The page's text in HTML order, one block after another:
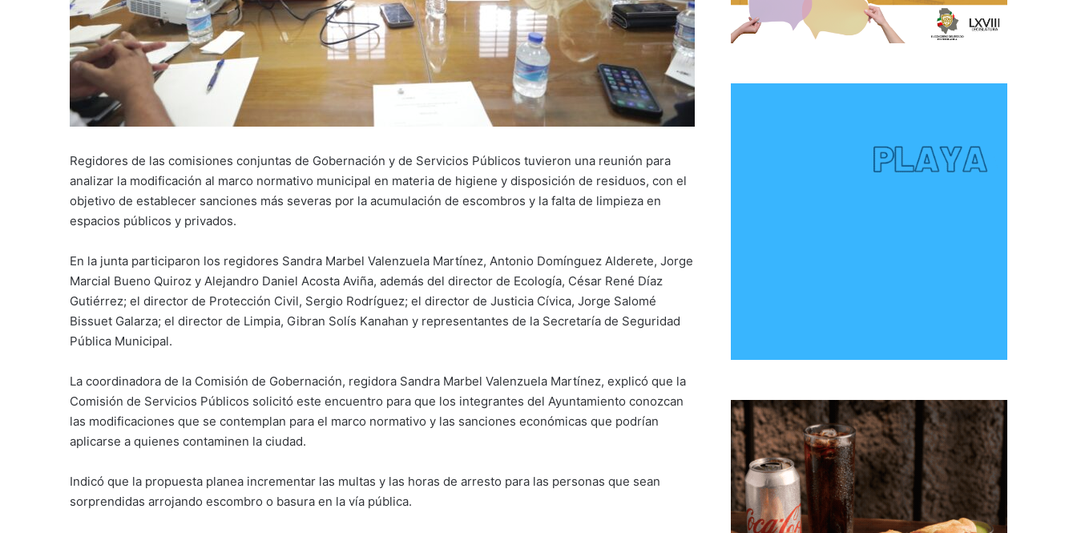
Regidores de las comisiones conjuntas de Gobernación y de Servicios Públicos tuvieron una reunión para
analizar la modificación al marco normativo municipal en materia de higiene y disposición de residuos, con el
objetivo de establecer sanciones más severas por la acumulación de escombros y la falta de limpieza en
espacios públicos y privados.
En la junta participaron los regidores Sandra Marbel Valenzuela Martínez, Antonio Domínguez Alderete, Jorge
Marcial Bueno Quiroz y Alejandro Daniel Acosta Aviña, además del director de Ecología, César René Díaz
Gutiérrez; el director de Protección Civil, Sergio Rodríguez; el director de Justicia Cívica, Jorge Salomé
Bissuet Galarza; el director de Limpia, Gibran Solís Kanahan y representantes de la Secretaría de Seguridad
Pública Municipal.
La coordinadora de la Comisión de Gobernación, regidora Sandra Marbel Valenzuela Martínez, explicó que la
Comisión de Servicios Públicos solicitó este encuentro para que los integrantes del Ayuntamiento conozcan
las modificaciones que se contemplan para el marco normativo y las sanciones económicas que podrían
aplicarse a quienes contaminen la ciudad.
Indicó que la propuesta planea incrementar las multas y las horas de arresto para las personas que sean
sorprendidas arrojando escombro o basura en la vía pública.